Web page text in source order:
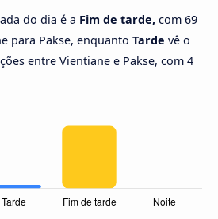
do dia é a Fim de tarde, com 69
para Pakse, enquanto Tarde vê o
entre Vientiane e Pakse, com 4